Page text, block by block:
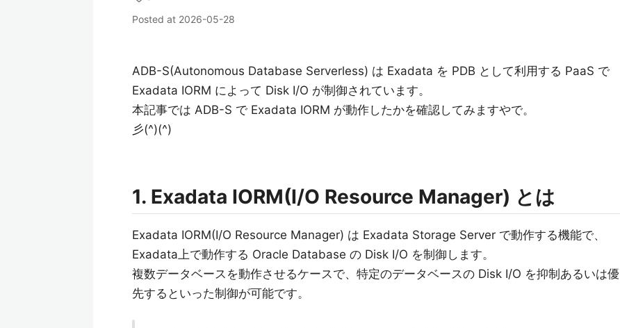
Posted at 2026-05-28
ADB-S(Autonomous Database Serverless) は Exadata を PDB として利用する PaaS で
Exadata IORM によって Disk I/O が制御されています。
本記事では ADB-S で Exadata IORM が動作したかを確認してみますやで。
彡(^)(^)
1. Exadata IORM(I/O Resource Manager) とは
Exadata IORM(I/O Resource Manager) は Exadata Storage Server で動作する機能で、
Exadata上で動作する Oracle Database の Disk I/O を制御します。
複数データベースを動作させるケースで、特定のデータベースの Disk I/O を抑制あるいは優
先するといった制御が可能です。